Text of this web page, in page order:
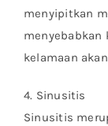
menyipitkan
menyebabkan
kelamaan
4. Sinusitis
Sinusitis